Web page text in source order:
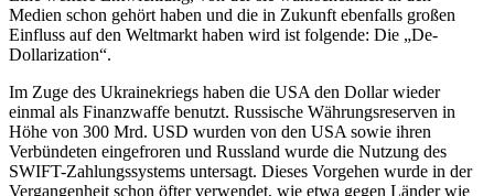
Medien schon gehört haben und die in Zukunft ebenfalls großen
Einfluss auf den Weltmarkt haben wird ist folgende: Die „De-
Dollarization“.
Im Zuge des Ukrainekriegs haben die USA den Dollar wieder
einmal als Finanzwaffe benutzt. Russische Währungsreserven in
Höhe von 300 Mrd. USD wurden von den USA sowie ihren
Verbündeten eingefroren und Russland wurde die Nutzung des
SWIFT-Zahlungssystems untersagt. Dieses Vorgehen wurde in der
Vergangenheit schon öfter verwendet, wie etwa gegen Länder wie